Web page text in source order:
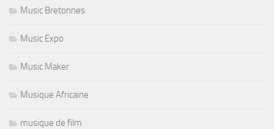
Music Bretonnes
Music Expo
Music Maker
Musique Africaine
musique de film